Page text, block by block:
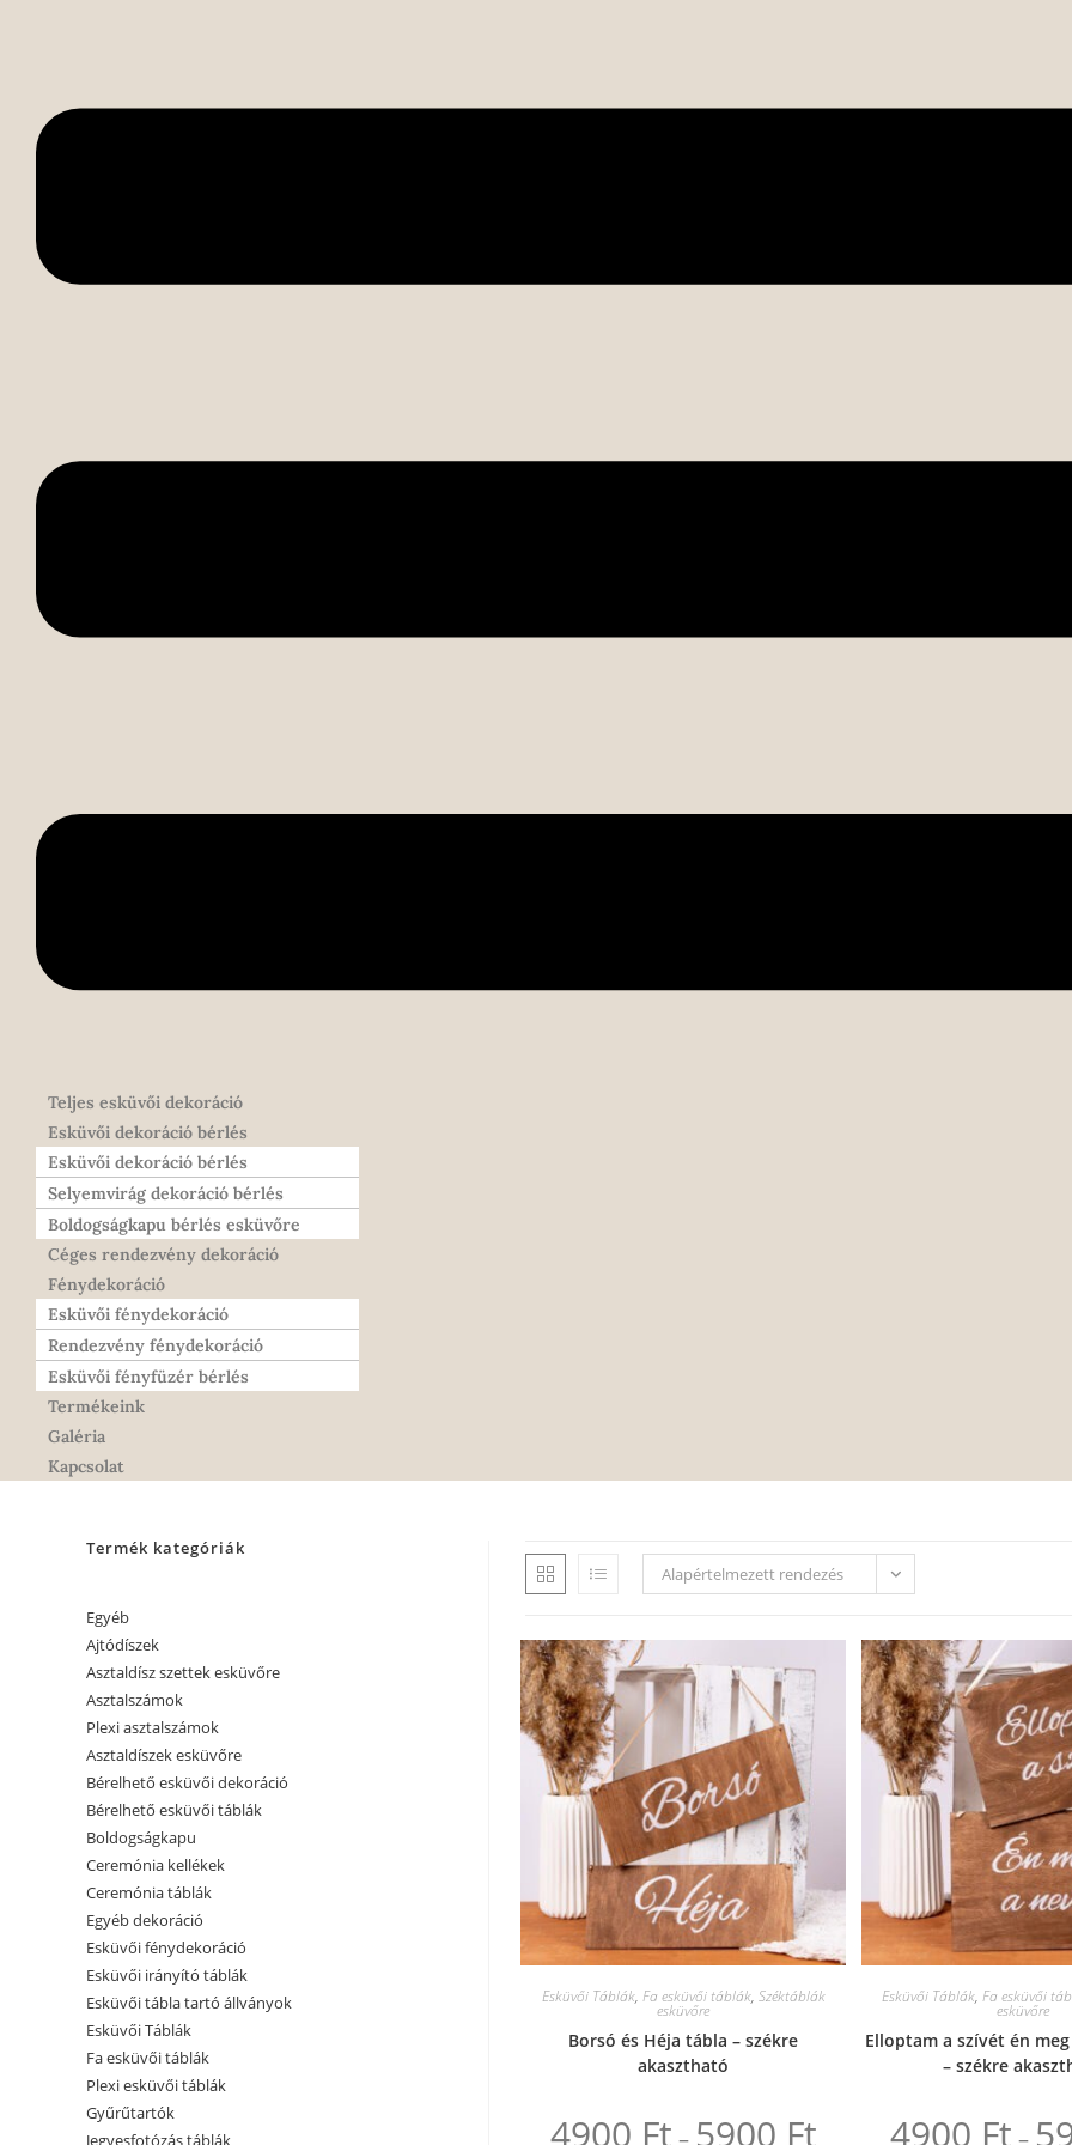
Teljes esküvői dekoráció
Esküvői dekoráció bérlés
Esküvői dekoráció bérlés
Selyemvirág dekoráció bérlés
Boldogságkapu bérlés esküvőre
Céges rendezvény dekoráció
Fénydekoráció
Esküvői fénydekoráció
Rendezvény fénydekoráció
Esküvői fényfüzér bérlés
Termékeink
Galéria
Kapcsolat
Termék kategóriák
Egyéb
Ajtódíszek
Asztaldísz szettek esküvőre
Asztalszámok
Plexi asztalszámok
Asztaldíszek esküvőre
Bérelhető esküvői dekoráció
Bérelhető esküvői táblák
Boldogságkapu
Ceremónia kellékek
Ceremónia táblák
Egyéb dekoráció
Esküvői fénydekoráció
Esküvői irányító táblák
Esküvői tábla tartó állványok
Esküvői Táblák
Fa esküvői táblák
Plexi esküvői táblák
Gyűrűtartók
Jegyesfotózás táblák
Alapértelmezett rendezés
Esküvői Táblák, Fa esküvői táblák, Széktáblák
esküvőre
Borsó és Héja tábla – székre
akasztható
4900 Ft – 5900 FtÁrtartomány:
4900 Ft
Esküvői Táblák, Fa esküvői
esküvőre
Elloptam a szívét én
– székre
4900 Ft –